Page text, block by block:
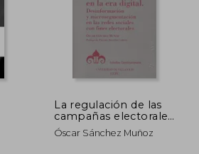
La regulación de las
campañas electorales
en la era digital.
Desinformación y
Óscar Sánchez Muñoz